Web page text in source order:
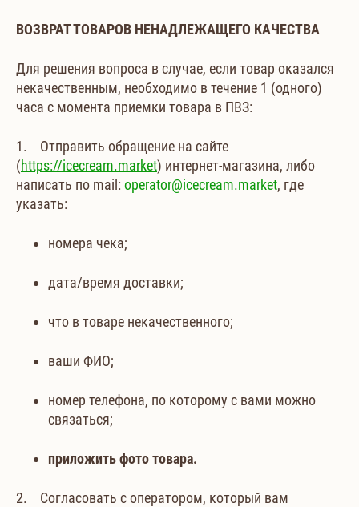
ВОЗВРАТ ТОВАРОВ НЕНАДЛЕЖАЩЕГО КАЧЕСТВА
Для решения вопроса в случае, если товар оказался
некачественным, необходимо в течение 1 (одного)
часа с момента приемки товара в ПВЗ:
1. Отправить обращение на сайте
(https://icecream.market) интернет-магазина, либо
написать по mail: operator@icecream.market, где
указать:
номера чека;
дата/время доставки;
что в товаре некачественного;
ваши ФИО;
номер телефона, по которому с вами можно
связаться;
приложить фото товара.
2. Согласовать с оператором, который вам